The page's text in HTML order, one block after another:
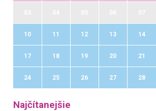
10 11 12 13 14
17 18 19 20 21
24 25 26 27 28
Najčítanejšie